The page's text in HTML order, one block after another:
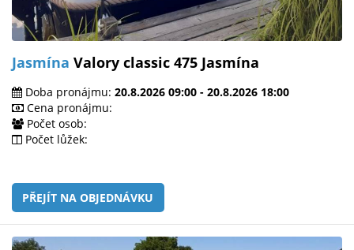
Jasmína Valory classic 475 Jasmína
Doba pronájmu: 20.8.2026 09:00 - 20.8.2026 18:00
Cena pronájmu:
Počet osob:
Počet lůžek:
PŘEJÍT NA OBJEDNÁVKU